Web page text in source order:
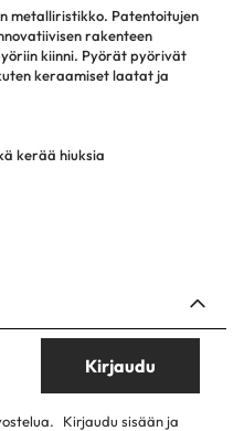
metalliristikko. Patentoitujen
rakenteen
kiinni. Pyörät pyörivät
keraamiset laatat ja
kerää hiuksia
Kirjaudu
Kirjaudu sisään ja